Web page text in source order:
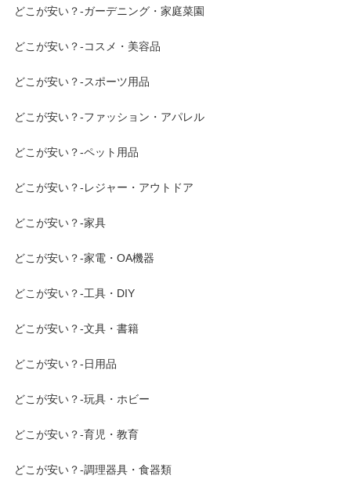
どこが安い？-ガーデニング・家庭菜園
どこが安い？-コスメ・美容品
どこが安い？-スポーツ用品
どこが安い？-ファッション・アパレル
どこが安い？-ペット用品
どこが安い？-レジャー・アウトドア
どこが安い？-家具
どこが安い？-家電・OA機器
どこが安い？-工具・DIY
どこが安い？-文具・書籍
どこが安い？-日用品
どこが安い？-玩具・ホビー
どこが安い？-育児・教育
どこが安い？-調理器具・食器類